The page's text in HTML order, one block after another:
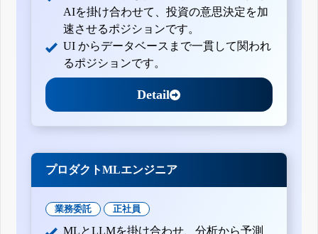
AIを掛け合わせて、投資の意思決定を加
速させるポジションです。
UI からデータベースまで一貫して関われ
るポジションです。
Detail
プロダクトMLエンジニア
業務委託 正社員
MLとLLMを掛け合わせ、分析から予測